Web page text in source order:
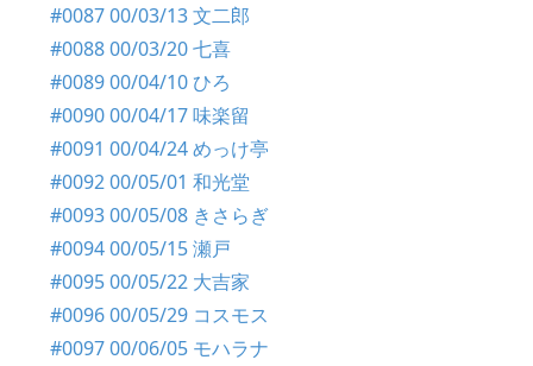
#0087 00/03/13 文二郎
#0088 00/03/20 七喜
#0089 00/04/10 ひろ
#0090 00/04/17 味楽留
#0091 00/04/24 めっけ亭
#0092 00/05/01 和光堂
#0093 00/05/08 きさらぎ
#0094 00/05/15 瀬戸
#0095 00/05/22 大吉家
#0096 00/05/29 コスモス
#0097 00/06/05 モハラナ